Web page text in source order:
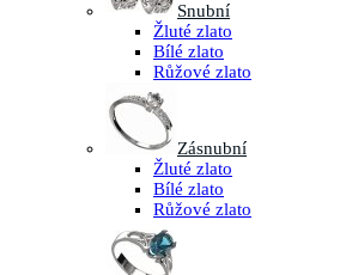
Snubní
Žluté zlato
Bílé zlato
Růžové zlato
Zásnubní
Žluté zlato
Bílé zlato
Růžové zlato